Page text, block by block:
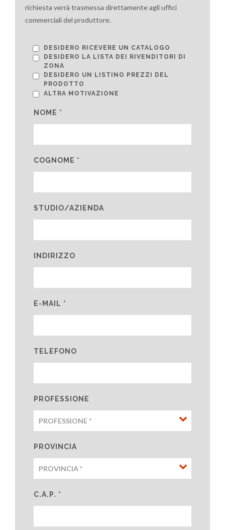
richiesta verrà trasmessa direttamente agli uffici
commerciali del produttore.
DESIDERO RICEVERE UN CATALOGO
DESIDERO LA LISTA DEI RIVENDITORI DI
ZONA
DESIDERO UN LISTINO PREZZI DEL
PRODOTTO
ALTRA MOTIVAZIONE
NOME *
COGNOME *
STUDIO/AZIENDA
INDIRIZZO
E-MAIL *
TELEFONO
PROFESSIONE
PROVINCIA
C.A.P. *